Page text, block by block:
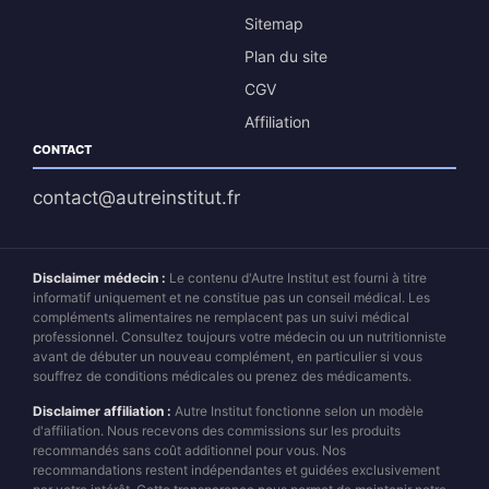
Sitemap
Plan du site
CGV
Affiliation
CONTACT
contact@autreinstitut.fr
Disclaimer médecin : Le contenu d'Autre Institut est fourni à titre
informatif uniquement et ne constitue pas un conseil médical. Les
compléments alimentaires ne remplacent pas un suivi médical
professionnel. Consultez toujours votre médecin ou un nutritionniste
avant de débuter un nouveau complément, en particulier si vous
souffrez de conditions médicales ou prenez des médicaments.
Disclaimer affiliation : Autre Institut fonctionne selon un modèle
d'affiliation. Nous recevons des commissions sur les produits
recommandés sans coût additionnel pour vous. Nos
recommandations restent indépendantes et guidées exclusivement